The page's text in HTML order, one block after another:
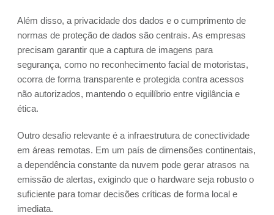
Além disso, a privacidade dos dados e o cumprimento de
normas de proteção de dados são centrais. As empresas
precisam garantir que a captura de imagens para
segurança, como no reconhecimento facial de motoristas,
ocorra de forma transparente e protegida contra acessos
não autorizados, mantendo o equilíbrio entre vigilância e
ética.
Outro desafio relevante é a infraestrutura de conectividade
em áreas remotas. Em um país de dimensões continentais,
a dependência constante da nuvem pode gerar atrasos na
emissão de alertas, exigindo que o hardware seja robusto o
suficiente para tomar decisões críticas de forma local e
imediata.